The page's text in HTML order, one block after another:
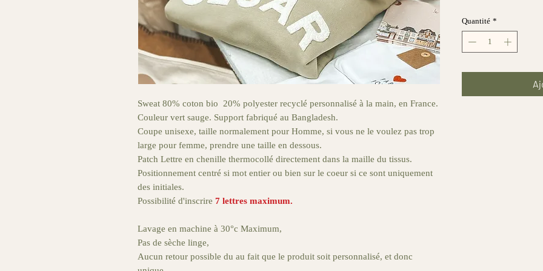
Sweat 80% coton bio 20% polyester recyclé personnalisé à la main, en France.
Couleur vert sauge. Support fabriqué au Bangladesh.
Coupe unisexe, taille normalement pour Homme, si vous ne le voulez pas trop
large pour femme, prendre une taille en dessous.
Patch Lettre en chenille thermocollé directement dans la maille du tissus.
Positionnement centré si mot entier ou bien sur le coeur si ce sont uniquement
des initiales.
Possibilité d'inscrire 7 lettres maximum.
Lavage en machine à 30°c Maximum,
Pas de sèche linge,
Aucun retour possible du au fait que le produit soit personnalisé, et donc
Quantité *